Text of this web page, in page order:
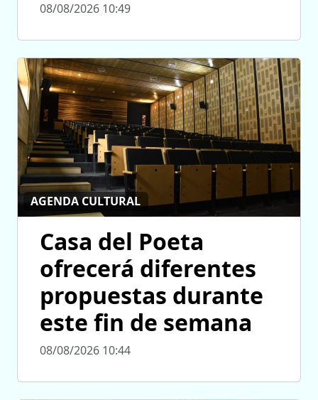
08/08/2026 10:49
AGENDA CULTURAL
Casa del Poeta
ofrecerá diferentes
propuestas durante
este fin de semana
08/08/2026 10:44